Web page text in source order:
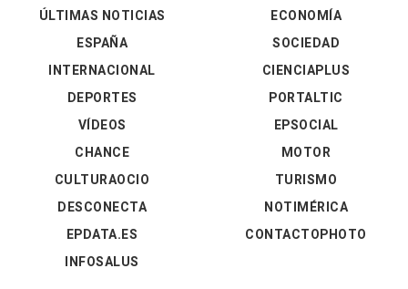
ÚLTIMAS NOTICIAS
ESPAÑA
INTERNACIONAL
DEPORTES
VÍDEOS
ECONOMÍA
SOCIEDAD
CIENCIAPLUS
PORTALTIC
EPSOCIAL
CHANCE
CULTURAOCIO
DESCONECTA
EPDATA.ES
INFOSALUS
MOTOR
TURISMO
NOTIMÉRICA
CONTACTOPHOTO